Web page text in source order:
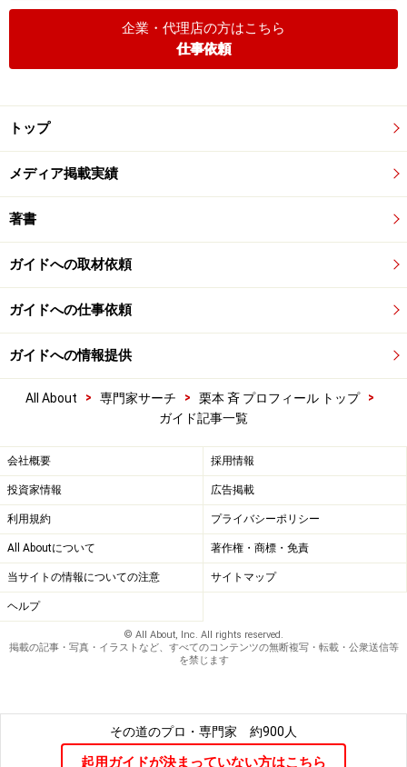
企業・代理店の方はこちら
仕事依頼
トップ
メディア掲載実績
著書
ガイドへの取材依頼
ガイドへの仕事依頼
ガイドへの情報提供
All About > 専門家サーチ > 栗本 斉 プロフィール トップ
>
ガイド記事一覧
会社概要 採用情報
投資家情報 広告掲載
利用規約 プライバシーポリシー
All Aboutについて 著作権・商標・免責
当サイトの情報についての注意 サイトマップ
ヘルプ
© All About, Inc. All rights reserved.
掲載の記事・写真・イラストなど、すべてのコンテンツの無断複写・転載・公衆送信等
を禁じます
その道のプロ・専門家 約900人
起用ガイドが決まっていない方はこちら